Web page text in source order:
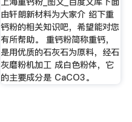
由轩朗新材料为大家介 绍下重
钙粉的相关知识吧，希望能对您
有所帮助。 重钙粉简称重钙，
是用优质的石灰石为原料，经石
灰磨粉机加工 成白色粉体，它
的主要成分是 CaCO3。